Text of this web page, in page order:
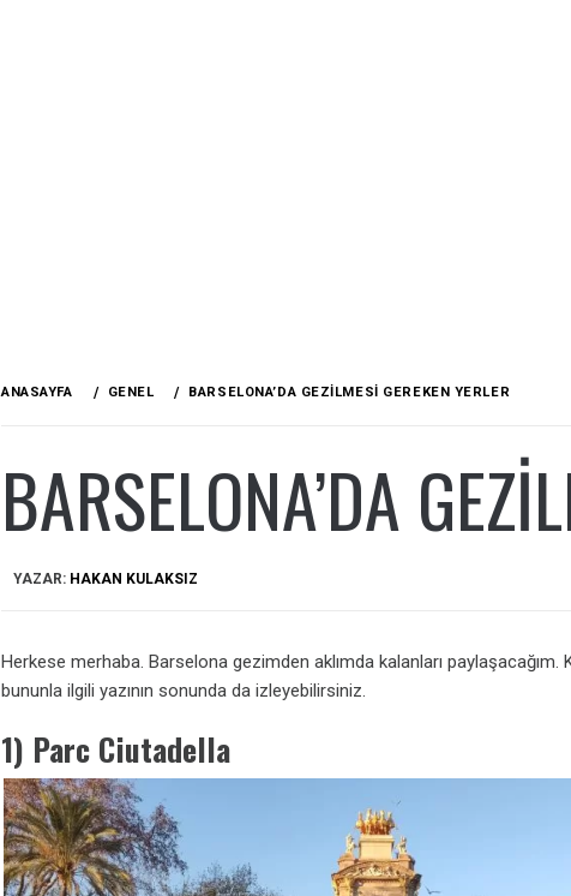
ANASAYFA GENEL BARSELONA’DA GEZİLMESİ GEREKEN YERLER
BARSELONA’DA
YAZAR: HAKAN KULAKSIZ
Herkese merhaba. Barselona gezimden aklımda kalanları paylaşacağım.
bununla ilgili yazının sonunda da izleyebilirsiniz.
1) Parc Ciutadella